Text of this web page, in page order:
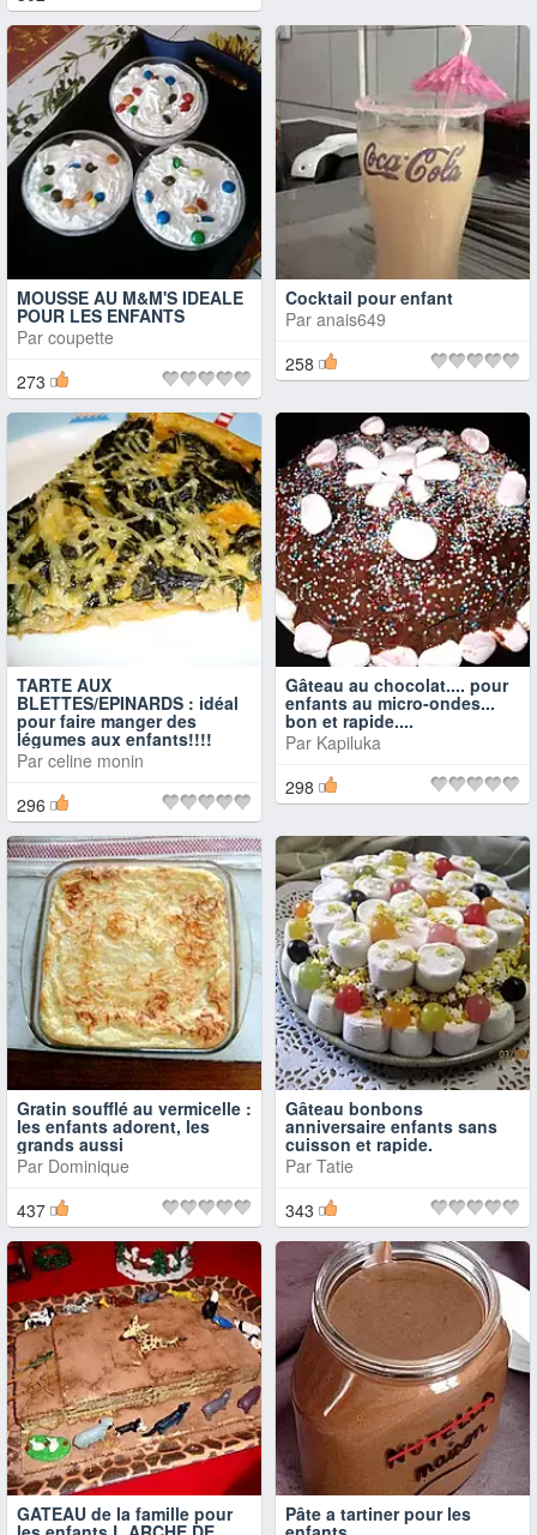
MOUSSE AU M&M'S IDEALE
POUR LES ENFANTS
Par coupette
273
Cocktail pour enfant
Par anais649
258
TARTE AUX
BLETTES/EPINARDS : idéal
pour faire manger des
légumes aux enfants!!!!
Par celine monin
296
Gâteau au chocolat.... pour
enfants au micro-ondes...
bon et rapide....
Par Kapiluka
298
Gratin soufflé au vermicelle :
les enfants adorent, les
grands aussi
Par Dominique
437
Gâteau bonbons
anniversaire enfants sans
cuisson et rapide.
Par Tatie
343
GATEAU de la famille pour Pâte a tartiner pour les